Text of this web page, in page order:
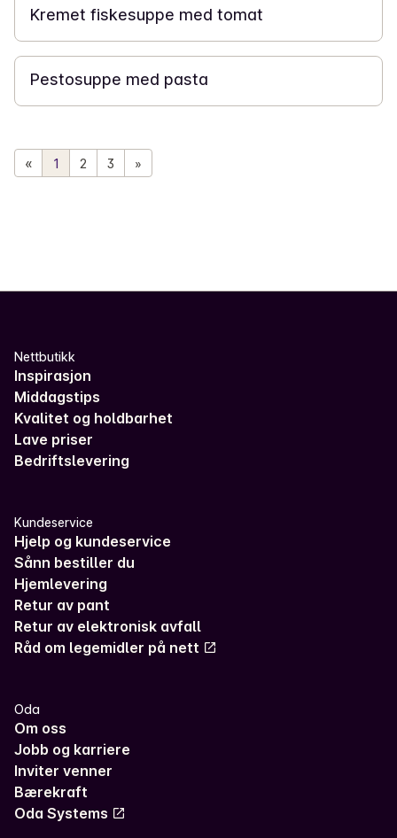
Kremet fiskesuppe med tomat
20 min
Pestosuppe med pasta
« 1 2 3 »
Nettbutikk
Inspirasjon
Middagstips
Kvalitet og holdbarhet
Lave priser
Bedriftslevering
Kundeservice
Hjelp og kundeservice
Sånn bestiller du
Hjemlevering
Retur av pant
Retur av elektronisk avfall
Råd om legemidler på nett
Oda
Om oss
Jobb og karriere
Inviter venner
Bærekraft
Oda Systems